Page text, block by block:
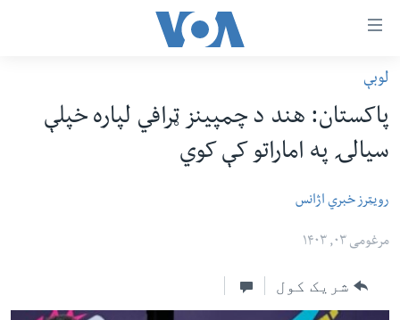
رسي
وړ
اتصالات
متن
ته
عمومي
افغانستان
سیمه
امریکا
ځوانان
لوبې
پاکستان: هند د چمپینز ټرافي لپاره خپلې
سیالۍ په اماراتو کې کوي
رویټرز خبري اژانس
مرغومی ۰۳, ۱۴۰۳
شریک کول